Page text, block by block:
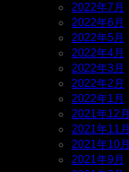
2022年7月
2022年6月
2022年5月
2022年4月
2022年3月
2022年2月
2022年1月
2021年12月
2021年11月
2021年10月
2021年9月